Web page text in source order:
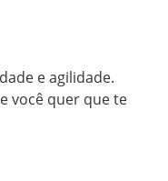
e agilidade.
você quer que te